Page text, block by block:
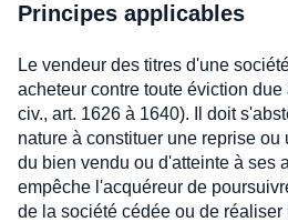
Principes applicables
Le vendeur des titres d'une
acheteur contre toute éviction
civ., art. 1626 à 1640). Il doit
nature à constituer une reprise
du bien vendu ou d'atteinte à ses
empêche l'acquéreur de
de la société cédée ou de